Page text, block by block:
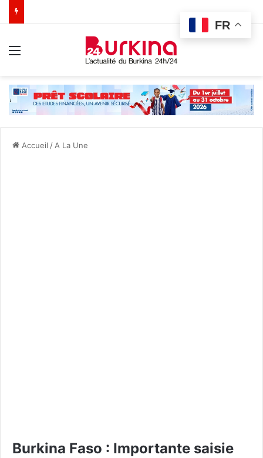
Accueil / A La Une
Burkina Faso : Importante saisie
FR